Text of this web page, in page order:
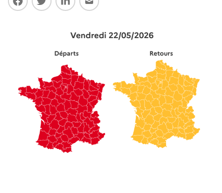
Partager sur Facebook
Partager sur Twitter
Partager sur LinkedIn
Partager par E-mail